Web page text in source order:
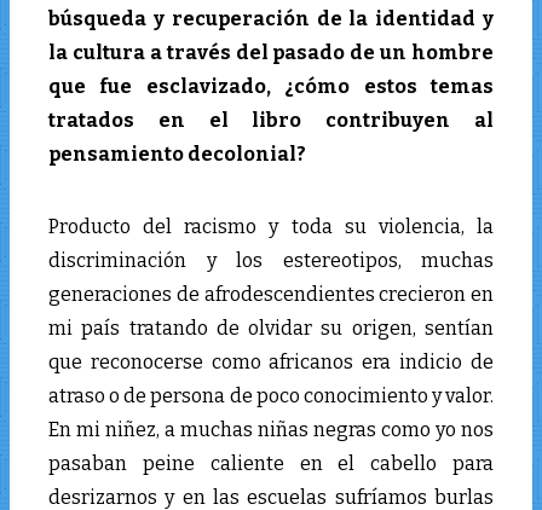
búsqueda y recuperación de la identidad y
la cultura a través del pasado de un hombre
que fue esclavizado, ¿cómo estos temas
tratados en el libro contribuyen al
pensamiento decolonial?
Producto del racismo y toda su violencia, la
discriminación y los estereotipos, muchas
generaciones de afrodescendientes crecieron en
mi país tratando de olvidar su origen, sentían
que reconocerse como africanos era indicio de
atraso o de persona de poco conocimiento y valor.
En mi niñez, a muchas niñas negras como yo nos
pasaban peine caliente en el cabello para
desrizarnos y en las escuelas sufríamos burlas